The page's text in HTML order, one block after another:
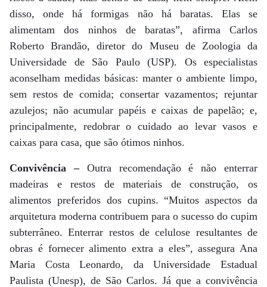
disso, onde há formigas não há baratas. Elas se
alimentam dos ninhos de baratas”, afirma Carlos
Roberto Brandão, diretor do Museu de Zoologia da
Universidade de São Paulo (USP). Os especialistas
aconselham medidas básicas: manter o ambiente limpo,
sem restos de comida; consertar vazamentos; rejuntar
azulejos; não acumular papéis e caixas de papelão; e,
principalmente, redobrar o cuidado ao levar vasos e
caixas para casa, que são ótimos ninhos.
Convivência – Outra recomendação é não enterrar
madeiras e restos de materiais de construção, os
alimentos preferidos dos cupins. “Muitos aspectos da
arquitetura moderna contribuem para o sucesso do cupim
subterrâneo. Enterrar restos de celulose resultantes de
obras é fornecer alimento extra a eles”, assegura Ana
Maria Costa Leonardo, da Universidade Estadual
Paulista (Unesp), de São Carlos. Já que a convivência